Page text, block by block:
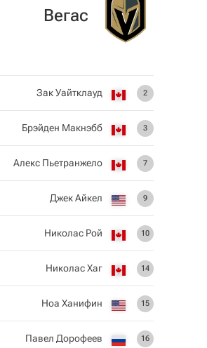
Вегас
2
Зак Уайтклауд
3
Брэйден Макнэбб
7
Алекс Пьетранжело
9
Джек Айкел
10
Николас Рой
14
Николас Хаг
15
Ноа Ханифин
16
Павел Дорофеев